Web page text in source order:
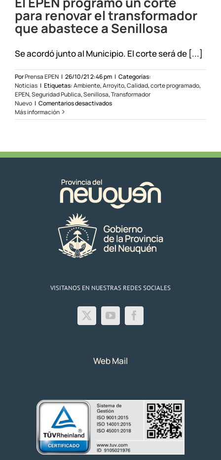
para renovar el transformador
que abastece a Senillosa
Se acordó junto al Municipio. El corte será de [...]
PorPrensa EPEN | 26/10/21 2:46 pm | Categorías:
Noticias | Etiquetas:Ambiente,Arroyito,Calidad,corte programado,
EPEN,Seguridad Publica,Senillosa,Transformador
Nuevo | Comentarios desactivadosen
EPEN
para
transformador
que
abastece
a
Más información
VISITANOS EN NUESTRAS REDES SOCIALES
Web Mail